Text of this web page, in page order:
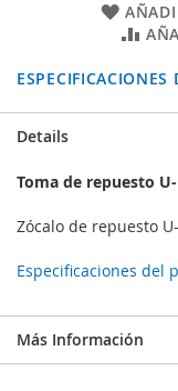
ESPECIFICACIONES
Details
Toma de repuesto U-
Zócalo de repuesto
Especificaciones del
Más Información